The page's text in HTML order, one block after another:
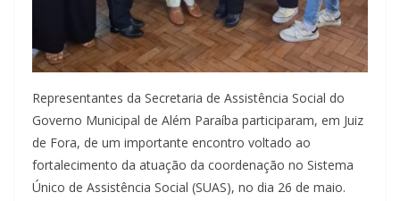
Representantes da Secretaria de Assistência Social do
Governo Municipal de Além Paraíba participaram, em Juiz
de Fora, de um importante encontro voltado ao
fortalecimento da atuação da coordenação no Sistema
Único de Assistência Social (SUAS), no dia 26 de maio.